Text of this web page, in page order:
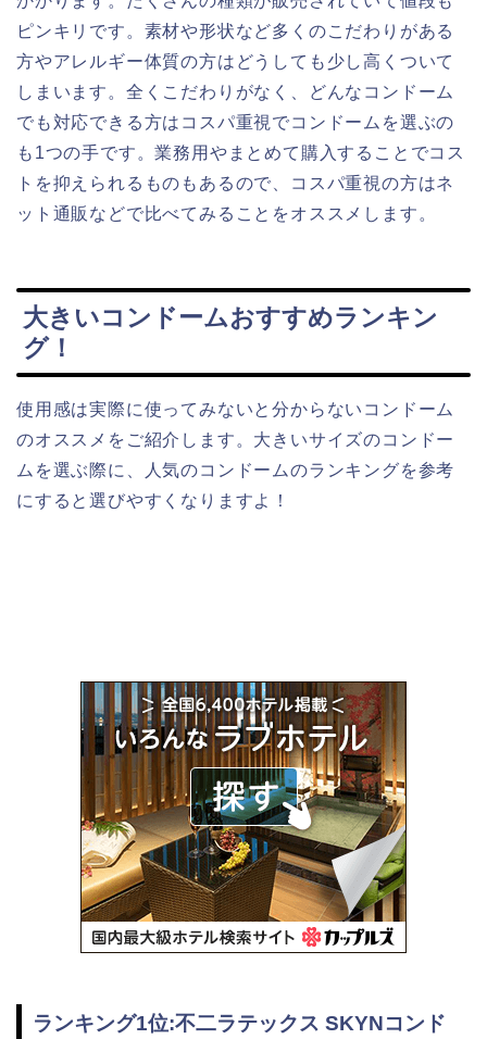
ピンキリです。素材や形状など多くのこだわりがある
方やアレルギー体質の方はどうしても少し高くついて
しまいます。全くこだわりがなく、どんなコンドーム
でも対応できる方はコスパ重視でコンドームを選ぶの
も1つの手です。業務用やまとめて購入することでコス
トを抑えられるものもあるので、コスパ重視の方はネ
ット通販などで比べてみることをオススメします。
大きいコンドームおすすめランキン
グ！
使用感は実際に使ってみないと分からないコンドーム
のオススメをご紹介します。大きいサイズのコンドー
ムを選ぶ際に、人気のコンドームのランキングを参考
にすると選びやすくなりますよ！
ランキング1位:不二ラテックス SKYNコンド